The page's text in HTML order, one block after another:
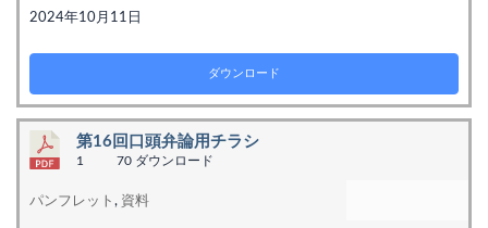
2024年10月11日
ダウンロード
第16回口頭弁論用チラシ
1 70 ダウンロード
パンフレット, 資料